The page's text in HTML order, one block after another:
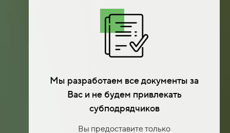
Мы разработаем все документы за
Вас и не будем привлекать
субподрядчиков
Вы предоставите только